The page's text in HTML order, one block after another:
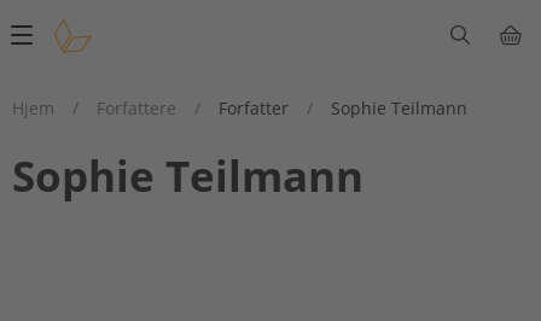
Main
Hjem
/ Forfattere / Forfatter / Sophie Teilmann
Sophie Teilmann